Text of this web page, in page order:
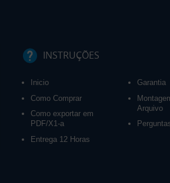
INSTRUÇÕES
Inicio
Como Comprar
Como exportar em
PDF/X1-a
Entrega 12 Horas
Garantia
Arquivo